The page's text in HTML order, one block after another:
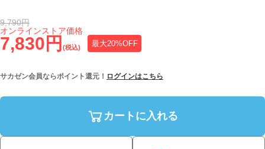
7,830円 (税込) 最大20%OFF
オンラインストア価格
9,790円
サカゼン会員ならポイント還元！ ログインはこちら
カートに入れる